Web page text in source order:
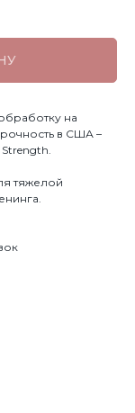
на
в США –
Strength.
тяжелой